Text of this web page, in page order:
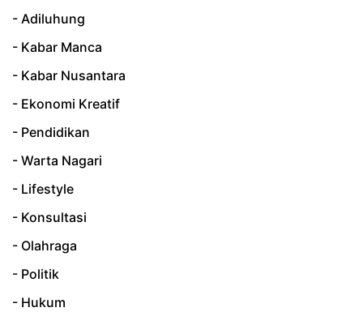
- Adiluhung
- Kabar Manca
- Kabar Nusantara
- Ekonomi Kreatif
- Pendidikan
- Warta Nagari
- Lifestyle
- Konsultasi
- Olahraga
- Politik
- Hukum